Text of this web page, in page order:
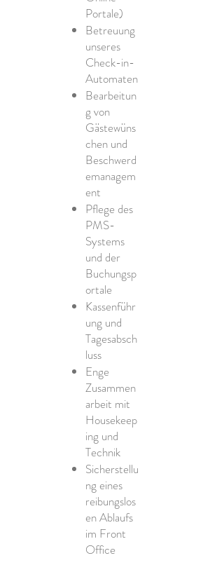
Portale)
Betreuung
unseres
Check-in-
Automaten
Bearbeitun
g von
Gästewüns
chen und
Beschwerd
emanagem
ent
Pflege des
PMS-
Systems
und der
Buchungsp
ortale
Kassenführ
ung und
Tagesabsch
luss
Enge
Zusammen
arbeit mit
Housekeep
ing und
Technik
Sicherstellu
ng eines
reibungslos
en Ablaufs
im Front
Office